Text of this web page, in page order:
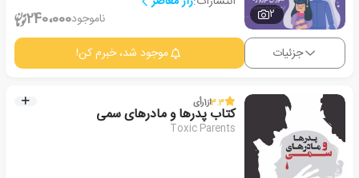
2
ناموجود240،000
جزئیات موجود شد، خبرم کن!
3.3از1رأی
کتاب پدرها و مادرهای سمی
Toxic Parents